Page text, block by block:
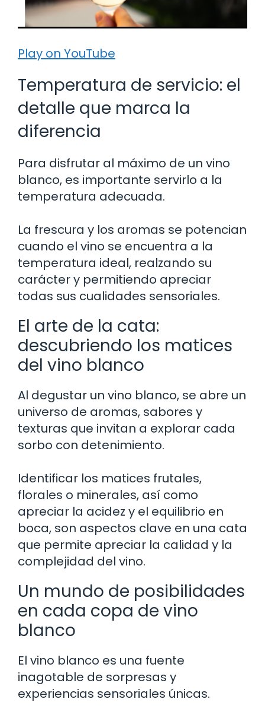
Play on YouTube
Temperatura de servicio: el
detalle que marca la
diferencia
Para disfrutar al máximo de un vino
blanco, es importante servirlo a la
temperatura adecuada.
La frescura y los aromas se potencian
cuando el vino se encuentra a la
temperatura ideal, realzando su
carácter y permitiendo apreciar
todas sus cualidades sensoriales.
El arte de la cata:
descubriendo los matices
del vino blanco
Al degustar un vino blanco, se abre un
universo de aromas, sabores y
texturas que invitan a explorar cada
sorbo con detenimiento.
Identificar los matices frutales,
florales o minerales, así como
apreciar la acidez y el equilibrio en
boca, son aspectos clave en una cata
que permite apreciar la calidad y la
complejidad del vino.
Un mundo de posibilidades
en cada copa de vino
blanco
El vino blanco es una fuente
inagotable de sorpresas y
experiencias sensoriales únicas.